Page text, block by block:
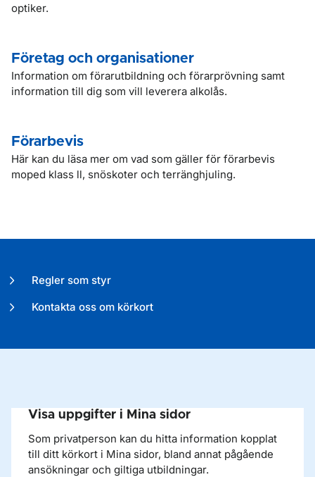
optiker.
Företag och organisationer
Information om förarutbildning och förarprövning samt
information till dig som vill leverera alkolås.
Förarbevis
Här kan du läsa mer om vad som gäller för förarbevis
moped klass ll, snöskoter och terränghjuling.
Regler som styr
Kontakta oss om körkort
Visa uppgifter i Mina sidor
Som privatperson kan du hitta information kopplat
till ditt körkort i Mina sidor, bland annat pågående
ansökningar och giltiga utbildningar.